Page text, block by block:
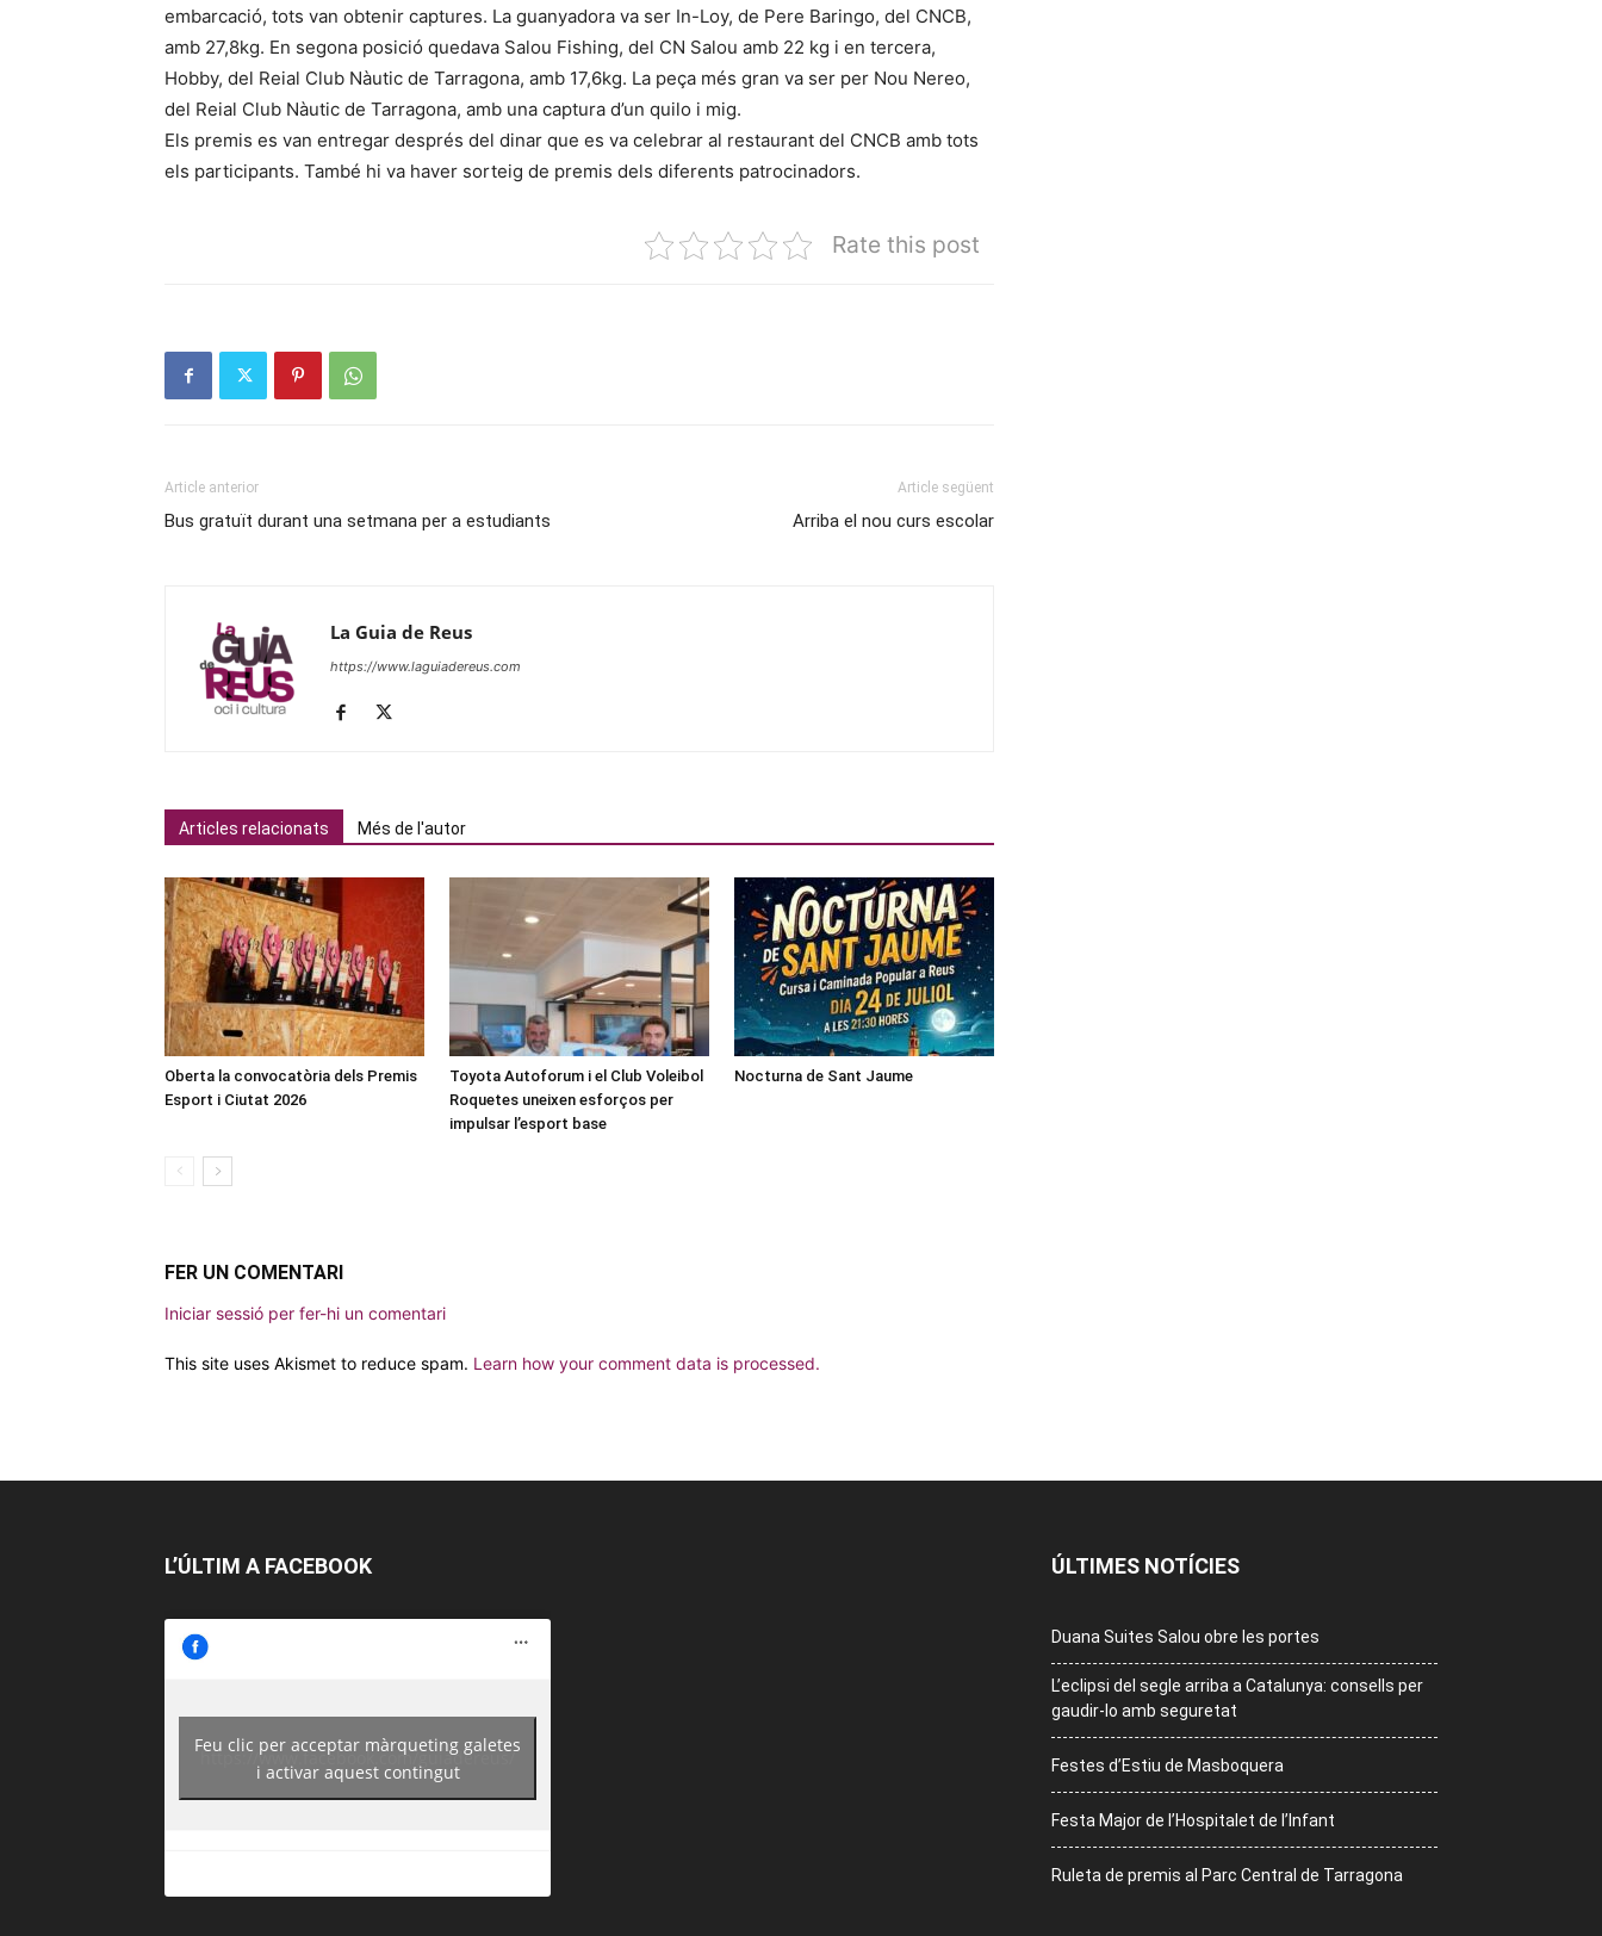
embarcació, tots van obtenir captures. La guanyadora va ser In-Loy, de Pere Baringo, del CNCB,
amb 27,8kg. En segona posició quedava Salou Fishing, del CN Salou amb 22 kg i en tercera,
Hobby, del Reial Club Nàutic de Tarragona, amb 17,6kg. La peça més gran va ser per Nou Nereo,
del Reial Club Nàutic de Tarragona, amb una captura d’un quilo i mig.
Els premis es van entregar després del dinar que es va celebrar al restaurant del CNCB amb tots
els participants. També hi va haver sorteig de premis dels diferents patrocinadors.
Rate this post
Article anterior
Bus gratuït durant una setmana per a estudiants
Article següent
Arriba el nou curs escolar
La Guia de Reus
https://www.laguiadereus.com
Articles relacionats Més de l'autor
Oberta la convocatòria dels Premis
Esport i Ciutat 2026
Toyota Autoforum i el Club Voleibol
Roquetes uneixen esforços per
impulsar l’esport base
Nocturna de Sant Jaume
FER UN COMENTARI
Iniciar sessió per fer-hi un comentari
This site uses Akismet to reduce spam. Learn how your comment data is processed.
L’ÚLTIM A FACEBOOK
https://www.facebook.com/guiadereus/
Feu clic per acceptar màrqueting galetes
i activar aquest contingut
ÚLTIMES NOTÍCIES
Duana Suites Salou obre les portes
L’eclipsi del segle arriba a Catalunya: consells per
gaudir-lo amb seguretat
Festes d’Estiu de Masboquera
Festa Major de l’Hospitalet de l’Infant
Ruleta de premis al Parc Central de Tarragona